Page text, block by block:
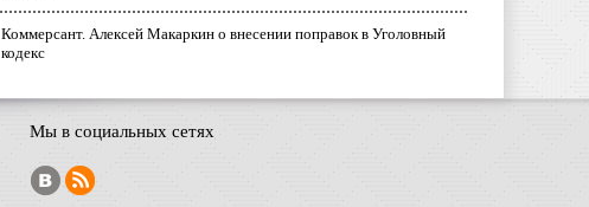
Коммерсант. Алексей Макаркин о внесении поправок в Уголовный
кодекс
Мы в социальных сетях